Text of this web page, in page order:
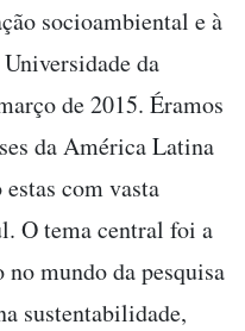
socioambiental e à
da
de 2015. Éramos
da América Latina
com vasta
O tema central foi a
mundo da pesquisa
sustentabilidade,